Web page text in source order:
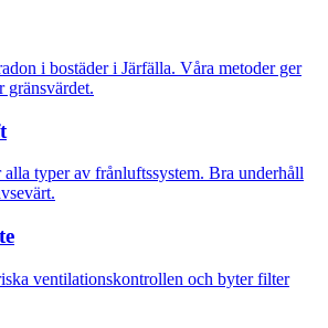
i bostäder i Järfälla. Våra metoder ger
gränsvärdet.
typer av frånluftssystem. Bra underhåll
ventilationskontrollen och byter filter